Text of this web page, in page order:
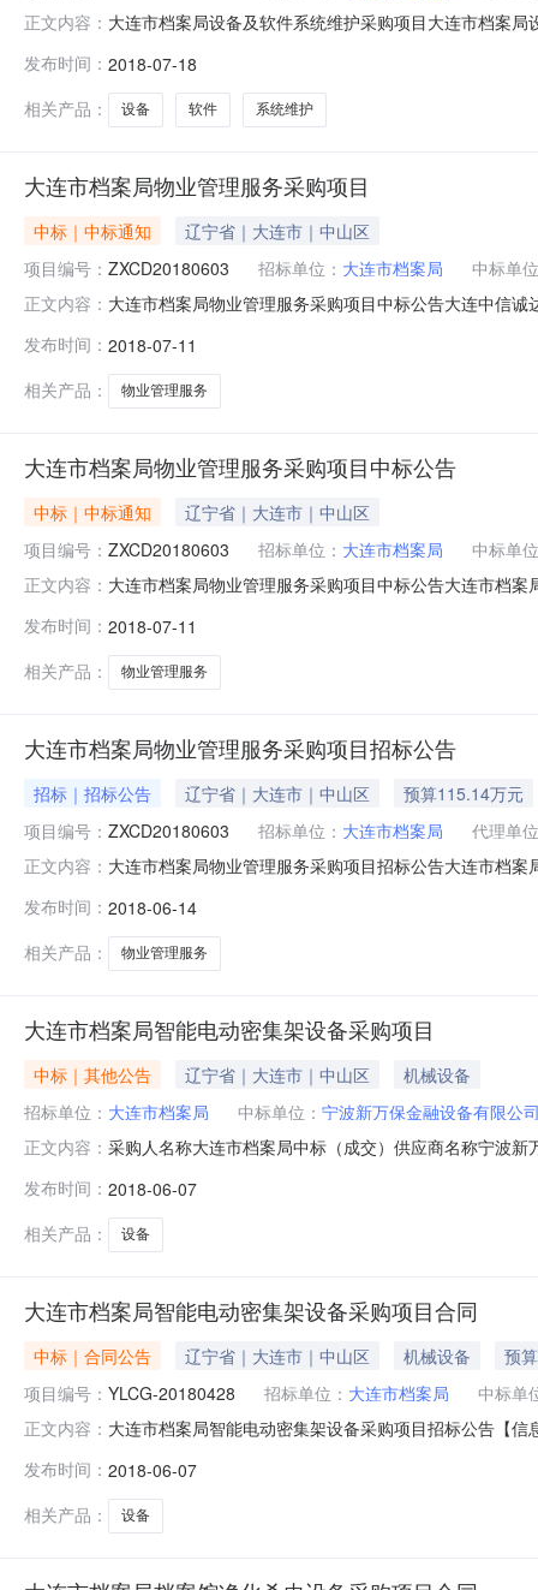
正文内容： 大连市档案局设备及软件系统维护采购项目大连市档案
件系统维护采购项目1.3招标编号：YLCG-201807041.4
元)总预算
发布时间： 2018-07-18
相关产品：
设备 软件 系统维护
大连市档案局物业管理服务采购项目
中标｜中标通知
辽宁省｜大连市｜中山区
项目编号： ZXCD20180603 招标单位： 大连市档案局
中标单
正文内容： 大连市档案局物业管理服务采购项目中标公告大连中信
ZXCD201806033、招标人名称：大连市档案局地址：
星海商城6号楼709室联
发布时间： 2018-07-11
相关产品：
物业管理服务
大连市档案局物业管理服务采购项目中标公告
中标｜中标通知
辽宁省｜大连市｜中山区
项目编号： ZXCD20180603 招标单位： 大连市档案局
中标单
正文内容： 大连市档案局物业管理服务采购项目中标公告大连市档
服务采购项目2、项目编号：ZXCD201806033、招标人
址：大连市西
发布时间： 2018-07-11
相关产品：
物业管理服务
大连市档案局物业管理服务采购项目招标公告
招标｜招标公告 辽宁省｜大连市｜中山区
预算115.14万元
项目编号： ZXCD20180603 招标单位： 大连市档案局
代理单
正文内容： 大连市档案局物业管理服务采购项目招标公告大连市档
购项目1.3招标编号：ZXCD201806031.4采购预算：
金（万元）
发布时间： 2018-06-14
相关产品：
物业管理服务
大连市档案局智能电动密集架设备采购项目
中标｜其他公告 辽宁省｜大连市｜中山区
机械设备
招标单位： 大连市档案局 中标单位： 宁波新万保金融设备有限公
正文内容： 采购人名称大连市档案局中标（成交）供应商名称宁波
发布时间： 2018-06-07
相关产品：
设备
大连市档案局智能电动密集架设备采购项目合同
中标｜合同公告 辽宁省｜大连市｜中山区 机械设备
预
项目编号： YLCG-20180428 招标单位： 大连市档案局
中标单
正文内容： 大连市档案局智能电动密集架设备采购项目招标公告【
采购方式为：公开招标1.2项目名称：大连市档案局智能
按无
发布时间： 2018-06-07
相关产品：
设备